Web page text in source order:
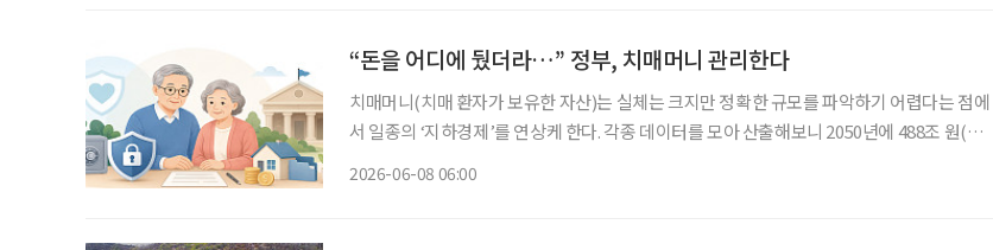
“돈을 어디에 뒀더라…” 정부, 치매머니 관리한다
치매머니(치매 환자가 보유한 자산)는 실체는 크지만 정확한 규모를 파악하기 어렵다는 점에
서 일종의 ‘지하경제’를 연상케 한다. 각종 데이터를 모아 산출해보니 2050년에 488조 원(저
2026-06-08 06:00